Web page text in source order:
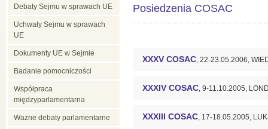
Europejskiego
Debaty Sejmu w sprawach UE
Uchwały Sejmu w sprawach
UE
Dokumenty UE w Sejmie
Badanie pomocniczości
Współpraca
międzyparlamentarna
Ważne debaty parlamentarne
Posiedzenia COSAC
XXXV COSAC, 22-23.05.2006,
XXXIV COSAC, 9-11.10.2005,
XXXIII COSAC, 17-18.05.2005,